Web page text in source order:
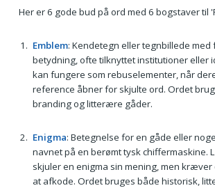
Her er 6 gode bud på ord med 6 bogstaver til
Emblem: Kendetegn eller tegnbillede med
betydning, ofte tilknyttet institutioner eller
kan fungere som rebuselementer, når
reference åbner for skjulte ord. Ordet
branding og litterære gåder.
Enigma: Betegnelse for en gåde eller
navnet på en berømt tysk chiffermaskine.
skjuler en enigma sin mening, men
at afkode. Ordet bruges både historisk,